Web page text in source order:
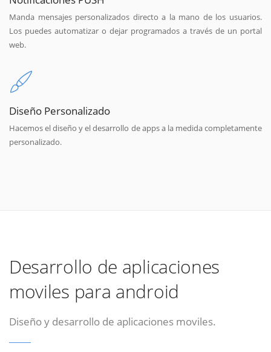
Manda mensajes personalizados directo a la mano de los usuarios.
Los puedes automatizar o dejar programados a través de un portal
web.
Diseño Personalizado
Hacemos el diseño y el desarrollo de apps a la medida completamente
personalizado.
Desarrollo de aplicaciones
moviles para android
Diseño y desarrollo de aplicaciones moviles.